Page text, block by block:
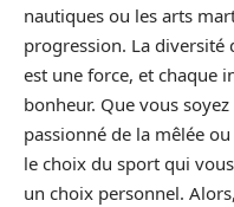
nautiques ou les arts
progression. La diversité
est une force, et chaque
bonheur. Que vous
passionné de la mêlée
le choix du sport qui
un choix personnel.